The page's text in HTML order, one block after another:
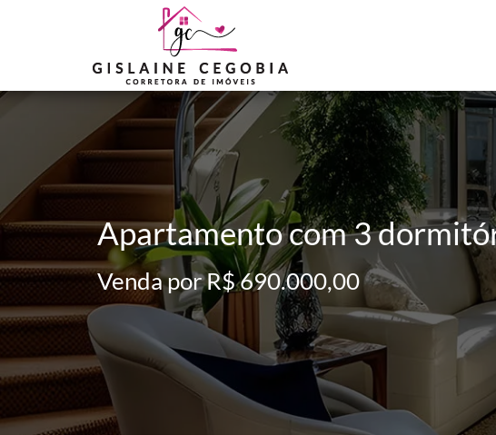
Apartamento com 3
Venda por R$ 690.000,00